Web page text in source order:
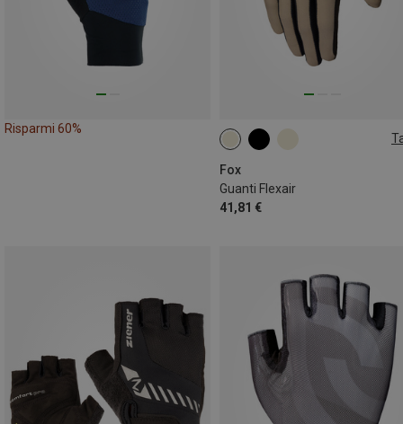
Risparmi 60%
Fox
Guanti Flexair
41,81 €
S M